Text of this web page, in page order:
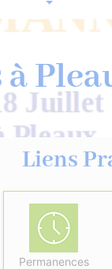
Liens
Permanences